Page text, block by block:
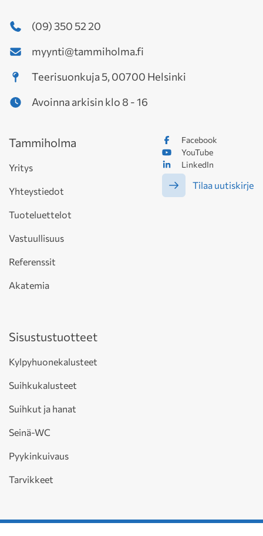
(09) 350 52 20
myynti@tammiholma.fi
Teerisuonkuja 5, 00700 Helsinki
Avoinna arkisin klo 8 - 16
Facebook
YouTube
LinkedIn
Tilaa uutiskirje
Tammiholma
Yritys
Yhteystiedot
Tuoteluettelot
Vastuullisuus
Referenssit
Akatemia
Sisustustuotteet
Kylpyhuonekalusteet
Suihkukalusteet
Suihkut ja hanat
Seinä-WC
Pyykinkuivaus
Tarvikkeet